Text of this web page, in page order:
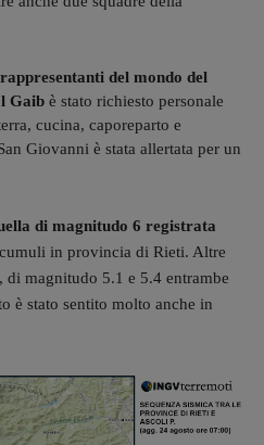
del mondo del
Gaib è stato richiesto personale
cucina, caporeparto e
Giovanni è stata allertata per un
di magnitudo 6 registrata
in provincia di Rieti. Altre
magnitudo 5.1 e 5.4 entrambe
è stato sentito molto anche in